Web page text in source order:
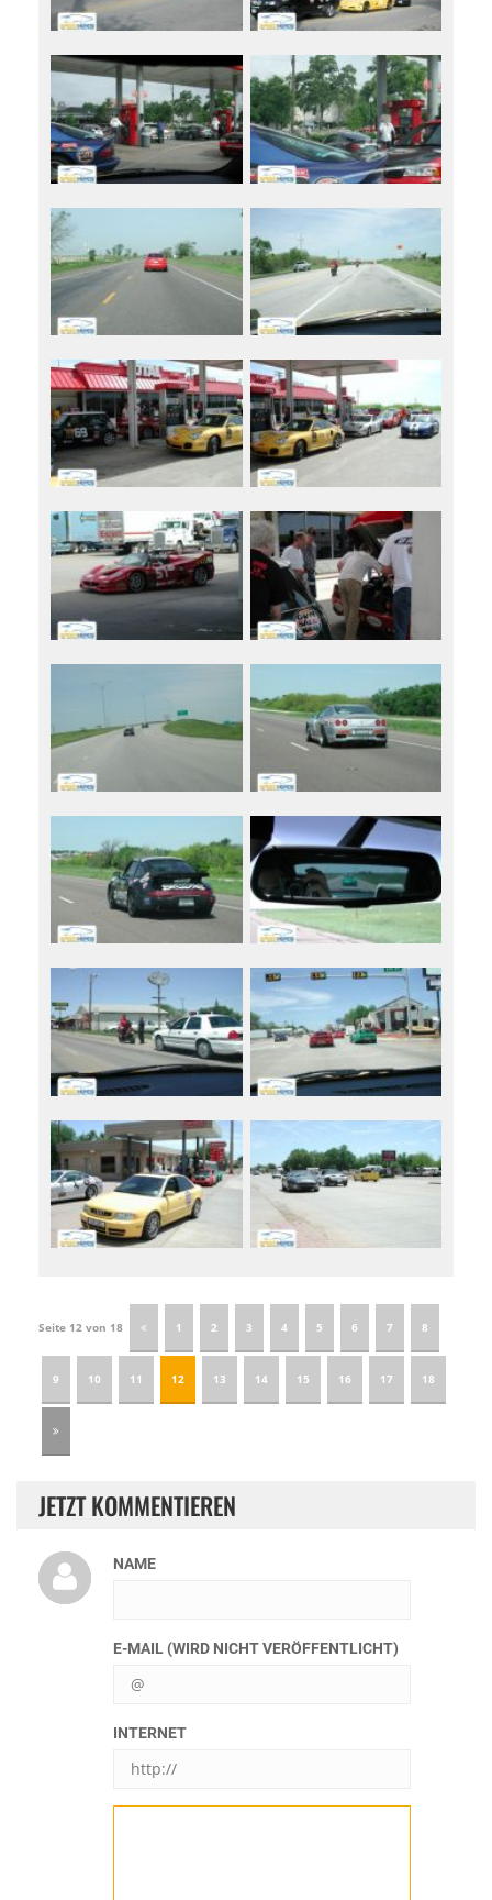
Seite 12 von 18 1 2 3 4 5 6 7 8
9 10 11 12 13 14 15 16 17 18
JETZT KOMMENTIEREN
NAME
E-MAIL (WIRD NICHT VERÖFFENTLICHT)
INTERNET